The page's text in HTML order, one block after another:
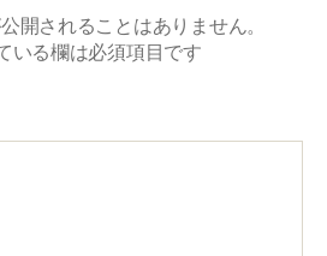
開されることはありません。
いる欄は必須項目です